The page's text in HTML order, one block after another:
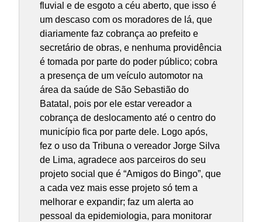
fluvial e de esgoto a céu aberto, que isso é
um descaso com os moradores de lá, que
diariamente faz cobrança ao prefeito e
secretário de obras, e nenhuma providência
é tomada por parte do poder público; cobra
a presença de um veículo automotor na
área da saúde de São Sebastião do
Batatal, pois por ele estar vereador a
cobrança de deslocamento até o centro do
município fica por parte dele. Logo após,
fez o uso da Tribuna o vereador Jorge Silva
de Lima, agradece aos parceiros do seu
projeto social que é “Amigos do Bingo”, que
a cada vez mais esse projeto só tem a
melhorar e expandir; faz um alerta ao
pessoal da epidemiologia, para monitorar